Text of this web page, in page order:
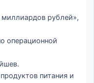
рублей»,
операционной
питания и